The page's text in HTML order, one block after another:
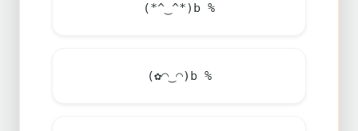
(*^‿^*)b %
(✿◠‿◠)b %